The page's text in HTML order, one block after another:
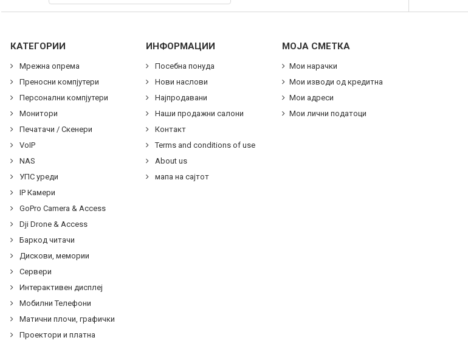
КАТЕГОРИИ
Мрежна опрема
Преносни компјутери
Персонални компјутери
Монитори
Печатачи / Скенери
VoIP
NAS
УПС уреди
IP Камери
GoPro Camera & Access
Dji Drone & Access
Баркод читачи
Дискови, мемории
Сервери
Интерактивен дисплеј
Мобилни Телефони
Матични плочи, графички
Проектори и платна
ИНФОРМАЦИИ
Посебна понуда
Нови наслови
Најпродавани
Наши продажни салони
Контакт
Terms and conditions of use
About us
мапа на сајтот
МОЈА СМЕТКА
Мои нарачки
Мои изводи од кредитна
Мои адреси
Мои лични податоци